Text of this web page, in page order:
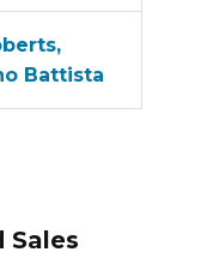
Battista
Sales